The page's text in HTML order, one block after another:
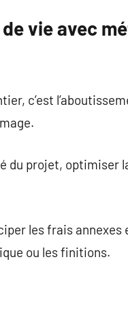
vie avec
c’est
projet, optimiser
les frais annexes
ou les finitions.